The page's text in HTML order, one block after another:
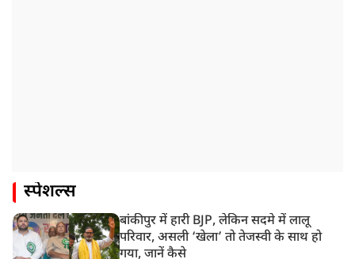
स्पेशल्स
बांकीपुर में हारी BJP, लेकिन सदमे में लालू
परिवार, असली ‘खेला’ तो तेजस्वी के साथ हो
गया, जानें कैसे